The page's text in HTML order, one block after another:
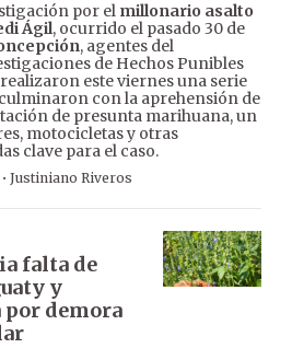
por el millonario asalto
Ágil, ocurrido el pasado 30 de
, agentes del
de Hechos Punibles
este viernes una serie
con la aprehensión de
de presunta marihuana, un
motocicletas y otras
clave para el caso.
· Justiniano Riveros
falta de
y
por demora